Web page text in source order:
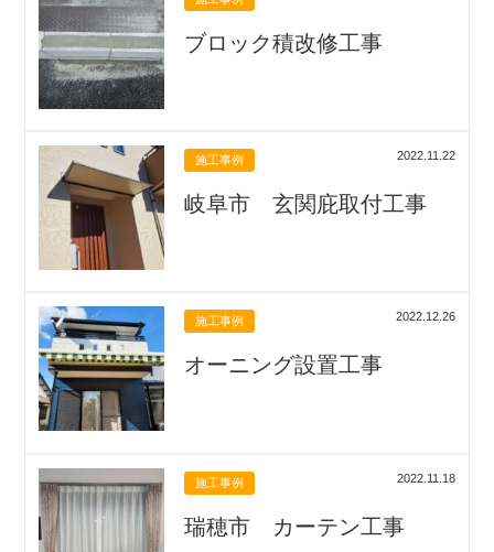
ブロック積改修工事
施工事例 2022.11.22
岐阜市 玄関庇取付工事
施工事例 2022.12.26
オーニング設置工事
施工事例 2022.11.18
瑞穂市 カーテン工事